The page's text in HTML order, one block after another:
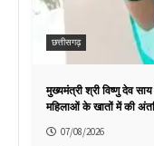
छत्तीसगढ़
मुख्यमंत्री श्री विष्णु देव
महिलाओं के खातों में की
07/08/2026